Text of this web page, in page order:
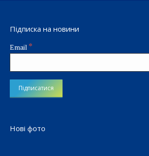
Підписка на новини
Email *
Нові фото